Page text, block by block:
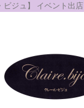
ビジュ】 イベント